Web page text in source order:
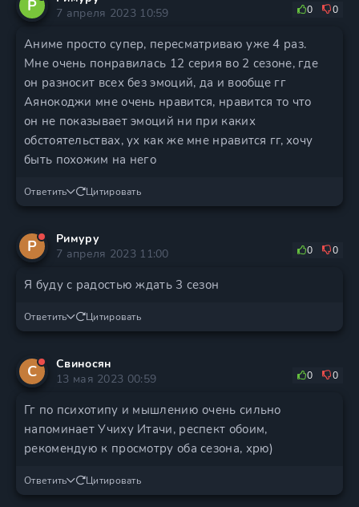
Р
7 апреля 2023 10:59
0 0
Аниме просто супер, пересматриваю уже 4 раз.
Мне очень понравилась 12 серия во 2 сезоне, где
он разносит всех без эмоций, да и вообще гг
Аянокоджи мне очень нравится, нравится то что
он не показывает эмоций ни при каких
обстоятельствах, ух как же мне нравится гг, хочу
быть похожим на него
Ответить Цитировать
Р
Римуру
7 апреля 2023 11:00
0 0
Я буду с радостью ждать 3 сезон
Ответить Цитировать
С
Свиносян
13 мая 2023 00:59
0 0
Гг по психотипу и мышлению очень сильно
напоминает Учиху Итачи, респект обоим,
рекомендую к просмотру оба сезона, хрю)
Ответить Цитировать